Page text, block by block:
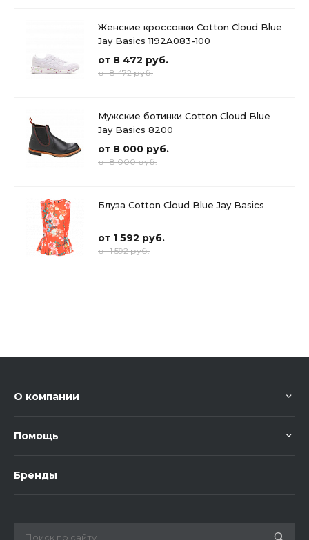
Женские кроссовки Cotton Cloud Blue
Jay Basics 1192A083-100
от 8 472 руб.
от 8 472 руб.
Мужские ботинки Cotton Cloud Blue
Jay Basics 8200
от 8 000 руб.
от 8 000 руб.
Блуза Cotton Cloud Blue Jay Basics
от 1 592 руб.
от 1 592 руб.
О компании
Помощь
Бренды